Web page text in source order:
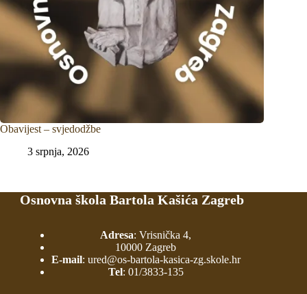
Obavijest – svjedodžbe
3 srpnja, 2026
Osnovna škola Bartola Kašića Zagreb
Adresa: Vrisnička 4,
10000 Zagreb
E-mail: ured@os-bartola-kasica-zg.skole.hr
Tel: 01/3833-135